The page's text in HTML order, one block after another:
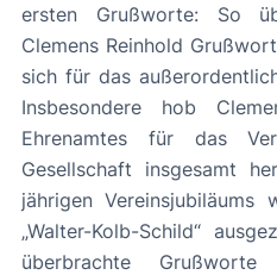
ersten Grußworte: So
Clemens Reinhold
sich für das
Insbesondere hob
Ehrenamtes für das
Gesellschaft insgesamt
jährigen
„Walter-Kolb-Schild“ ausgezeichnet.
überbrachte